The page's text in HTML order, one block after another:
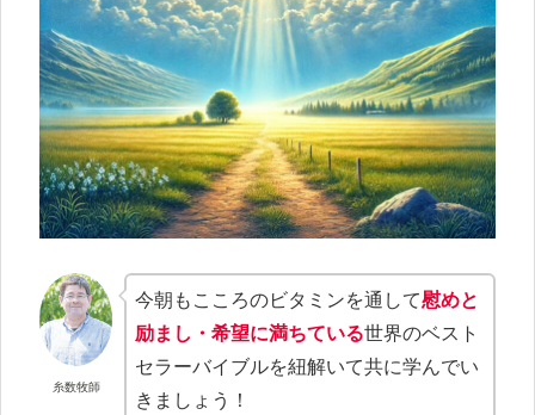
糸数牧師
今朝もこころのビタミンを通して慰めと
励まし・希望に満ちている世界のベスト
セラーバイブルを紐解いて共に学んでい
きましょう！